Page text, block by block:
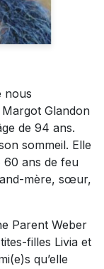
nous
Glandon
de 94 ans.
sommeil. Elle
60 ans de feu
mère, sœur,
Parent Weber
filles Livia et
qu’elle